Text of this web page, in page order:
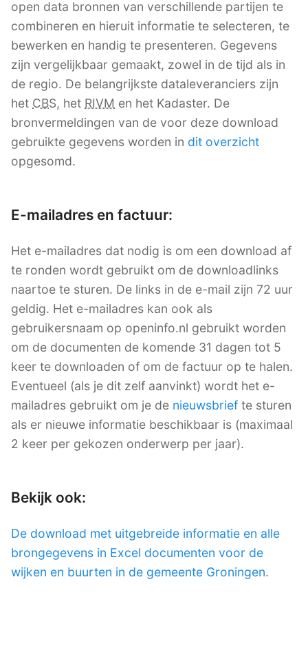
open data bronnen van verschillende partijen te
combineren en hieruit informatie te selecteren, te
bewerken en handig te presenteren. Gegevens
zijn vergelijkbaar gemaakt, zowel in de tijd als in
de regio. De belangrijkste dataleveranciers zijn
het CBS, het RIVM en het Kadaster. De
bronvermeldingen van de voor deze download
gebruikte gegevens worden in dit overzicht
opgesomd.
E-mailadres en factuur:
Het e-mailadres dat nodig is om een download af
te ronden wordt gebruikt om de downloadlinks
naartoe te sturen. De links in de e-mail zijn 72 uur
geldig. Het e-mailadres kan ook als
gebruikersnaam op openinfo.nl gebruikt worden
om de documenten de komende 31 dagen tot 5
keer te downloaden of om de factuur op te halen.
Eventueel (als je dit zelf aanvinkt) wordt het e-
mailadres gebruikt om je de nieuwsbrief te sturen
als er nieuwe informatie beschikbaar is (maximaal
2 keer per gekozen onderwerp per jaar).
Bekijk ook:
De download met uitgebreide informatie en alle
brongegevens in Excel documenten voor de
wijken en buurten in de gemeente Groningen.